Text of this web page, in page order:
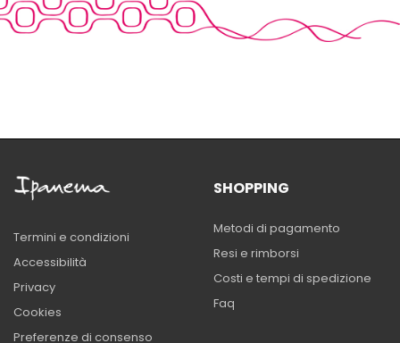
Termini e condizioni
Accessibilità
Privacy
Cookies
Preferenze di consenso
SHOPPING
Metodi di pagamento
Resi e rimborsi
Costi e tempi di spedizione
Faq